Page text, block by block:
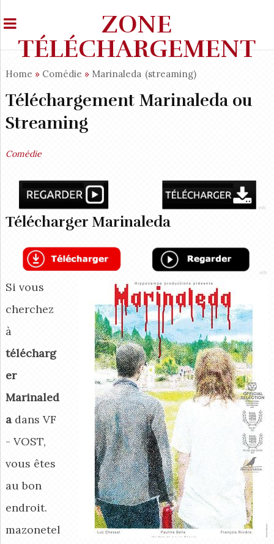
ZONE
TÉLÉCHARGEMENT
Home » Comédie » Marinaleda (streaming)
Téléchargement Marinaleda ou
Streaming
Comédie
Télécharger Marinaleda
Si vous
cherchez
à
télécharg
er
Marinaled
adans VF
- VOST,
vous êtes
au bon
endroit.
mazonetel